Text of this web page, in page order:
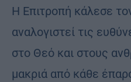
Η Επιτροπή κάλεσε
αναλογιστεί τις
στο Θεό και στους
μακριά από κάθε